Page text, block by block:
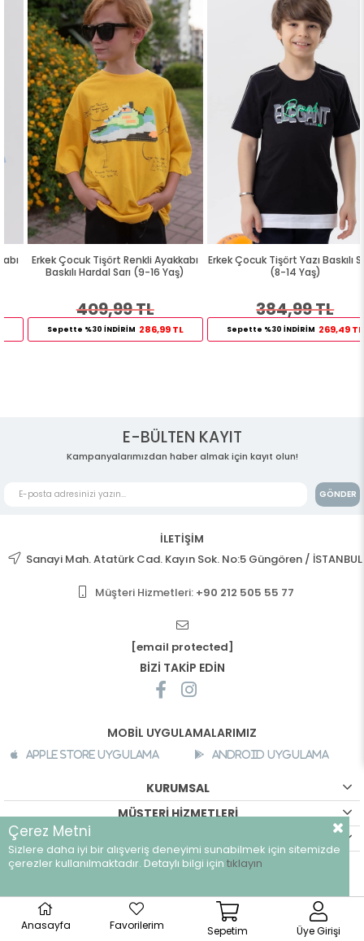
Erkek Çocuk Tişört Renkli Ayakkabı
Baskılı Hardal Sarı (9-16 Yaş)
409,99 TL
Sepette %30 İNDİRİM 286,99 TL
Erkek Çocuk Tişört Yazı Baskılı Siyah
(8-14 Yaş)
384,99 TL
Sepette %30 İNDİRİM 269,49 TL
E-BÜLTEN KAYIT
Kampanyalarımızdan haber almak için kayıt olun!
GÖNDER
İLETİŞİM
Sanayi Mah. Atatürk Cad. Kayın Sok. No:5 Güngören / İSTANBUL
Müşteri Hizmetleri: +90 212 505 55 77
[email protected]
BİZİ TAKİP EDİN
MOBİL UYGULAMALARIMIZ
Apple Store Uygulama Android Uygulama
KURUMSAL
MÜŞTERİ HİZMETLERİ
©breeze.com.tr - Tüm hakları saklıdır.
Anasayfa Favorilerim Sepetim Üye Girişi
Çerez Metni
Sizlere daha iyi bir alışveriş deneyimi sunabilmek için sitemizde
çerezler kullanılmaktadır. Detaylı bilgi için tıklayın